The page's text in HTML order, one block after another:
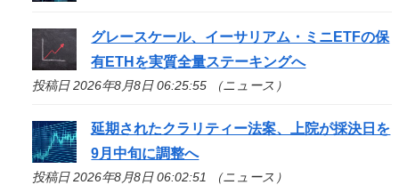
グレースケール、イーサリアム・ミニETFの保
有ETHを実質全量ステーキングへ
投稿日 2026年8月8日 06:25:55 （ニュース）
延期されたクラリティー法案、上院が採決日を
9月中旬に調整へ
投稿日 2026年8月8日 06:02:51 （ニュース）